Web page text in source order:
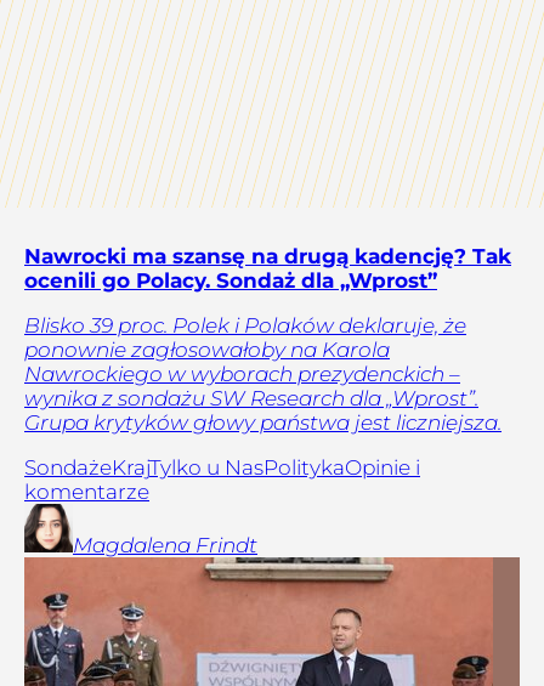
Nawrocki ma szansę na drugą kadencję? Tak
ocenili go Polacy. Sondaż dla „Wprost”
Blisko 39 proc. Polek i Polaków deklaruje, że
ponownie zagłosowałoby na Karola
Nawrockiego w wyborach prezydenckich –
wynika z sondażu SW Research dla „Wprost”.
Grupa krytyków głowy państwa jest liczniejsza.
SondażeKrajTylko u NasPolitykaOpinie i
komentarze
Magdalena Frindt